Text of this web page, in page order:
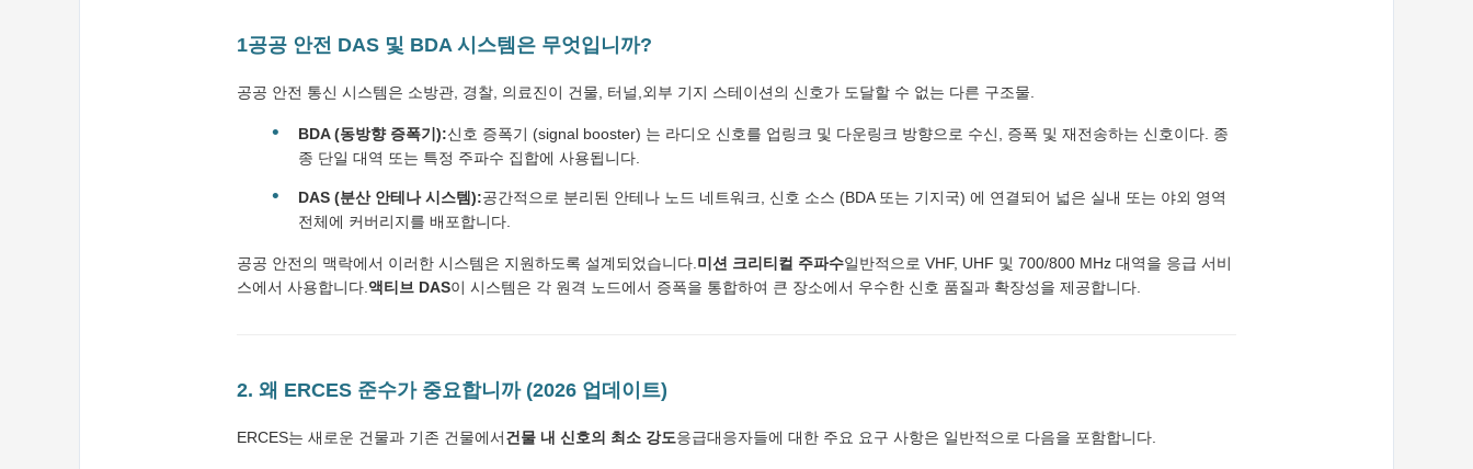
1공공 안전 DAS 및 BDA 시스템은 무엇입니까?
공공 안전 통신 시스템은 소방관, 경찰, 의료진이 건물, 터널,외부 기지 스테이션의 신호가 도달할 수 없는 다른 구조물.
BDA (동방향 증폭기):신호 증폭기 (signal booster) 는 라디오 신호를 업링크 및 다운링크 방향으로 수신, 증폭 및 재전송하는 신호이다. 종
종 단일 대역 또는 특정 주파수 집합에 사용됩니다.
DAS (분산 안테나 시스템):공간적으로 분리된 안테나 노드 네트워크, 신호 소스 (BDA 또는 기지국) 에 연결되어 넓은 실내 또는 야외 영역
전체에 커버리지를 배포합니다.
공공 안전의 맥락에서 이러한 시스템은 지원하도록 설계되었습니다. 미션 크리티컬 주파수일반적으로 VHF, UHF 및 700/800 MHz 대역을 응급 서비
스에서 사용합니다. 액티브 DAS이 시스템은 각 원격 노드에서 증폭을 통합하여 큰 장소에서 우수한 신호 품질과 확장성을 제공합니다.
2. 왜 ERCES 준수가 중요합니까 (2026 업데이트)
ERCES는 새로운 건물과 기존 건물에서건물 내 신호의 최소 강도응급대응자들에 대한 주요 요구 사항은 일반적으로 다음을 포함합니다.